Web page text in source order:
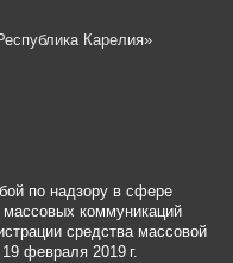
Карелия»
по надзору в сфере
коммуникаций
средства массовой
февраля 2019 г.